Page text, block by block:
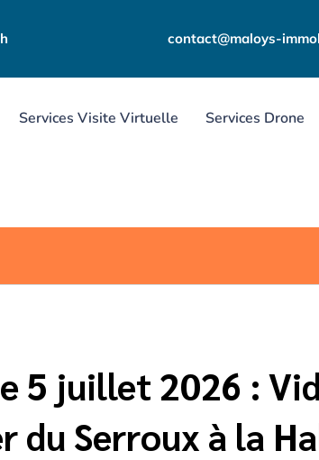
contact@maloys-
Services Visite Virtuelle Services Drone
5 juillet 2026 :
du Serroux à la